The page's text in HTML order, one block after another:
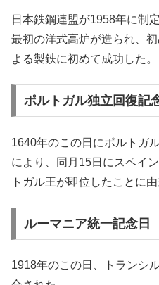
日本鉄鋼連盟が1958年に制
最初の洋式高炉が造られ、
よる製鉄に初めて成功した。
ポルトガル独立回復記
1640年のこの日にポルトガ
により、同月15日にスペイ
トガル王が即位したことに由
ルーマニア統一記念日
1918年のこの日、トランシ